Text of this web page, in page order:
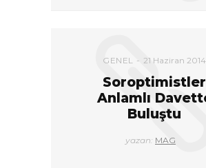
GENEL 21 Haziran 2014
Soroptimistler
Anlamlı
Buluştu
yazan: MAG